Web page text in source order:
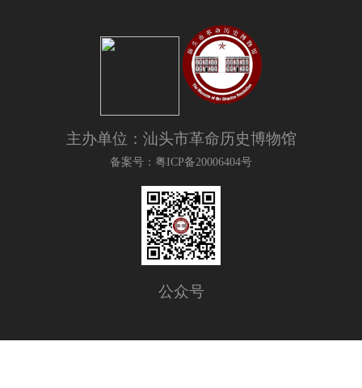
主办单位：汕头市革命历史博物馆
备案号：粤ICP备20006404号
公众号